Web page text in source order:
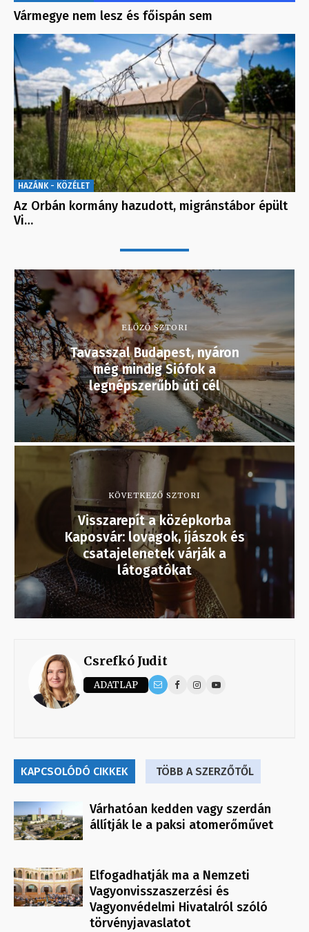
Vármegye nem lesz és főispán sem
HAZÁNK - KÖZÉLET
Az Orbán kormány hazudott, migránstábor épült
Vi…
ELŐZŐ SZTORI
Tavasszal Budapest, nyáron
még mindig Siófok a
legnépszerűbb úti cél
KÖVETKEZŐ SZTORI
Visszarepít a középkorba
Kaposvár: lovagok, íjászok és
csatajelenetek várják a
látogatókat
Csrefkó Judit
ADATLAP
KAPCSOLÓDÓ CIKKEK TÖBB A SZERZŐTŐL
Várhatóan kedden vagy szerdán
állítják le a paksi atomerőművet
Elfogadhatják ma a Nemzeti
Vagyonvisszaszerzési és
Vagyonvédelmi Hivatalról szóló
törvényjavaslatot